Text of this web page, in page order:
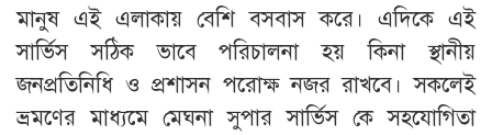
মানুষ এই এলাকায় বেশি বসবাস করে। এদিকে এই
সার্ভিস সঠিক ভাবে পরিচালনা হয় কিনা স্থানীয়
জনপ্রতিনিধি ও প্রশাসন পরোক্ষ নজর রাখবে। সকলেই
ভ্রমণের মাধ্যমে মেঘনা সুপার সার্ভিস কে সহযোগিতা